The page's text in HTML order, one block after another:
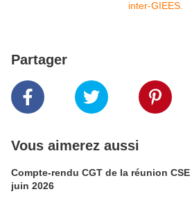
Partager
Vous aimerez aussi
Compte-rendu CGT de la réunion CSE
juin 2026